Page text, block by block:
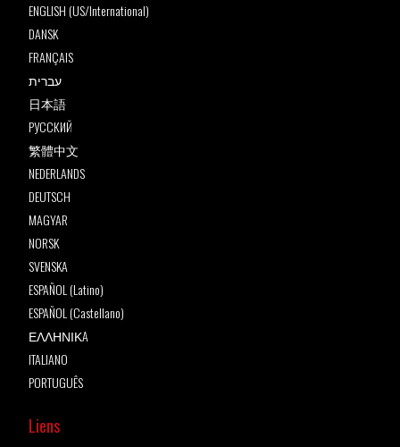
ENGLISH (US/International)
DANSK
FRANÇAIS
עברית
日本語
РУССКИЙ
繁體中文
NEDERLANDS
DEUTSCH
MAGYAR
NORSK
SVENSKA
ESPAÑOL (Latino)
ESPAÑOL (Castellano)
ΕΛΛΗΝΙΚA
ITALIANO
PORTUGUÊS
Liens